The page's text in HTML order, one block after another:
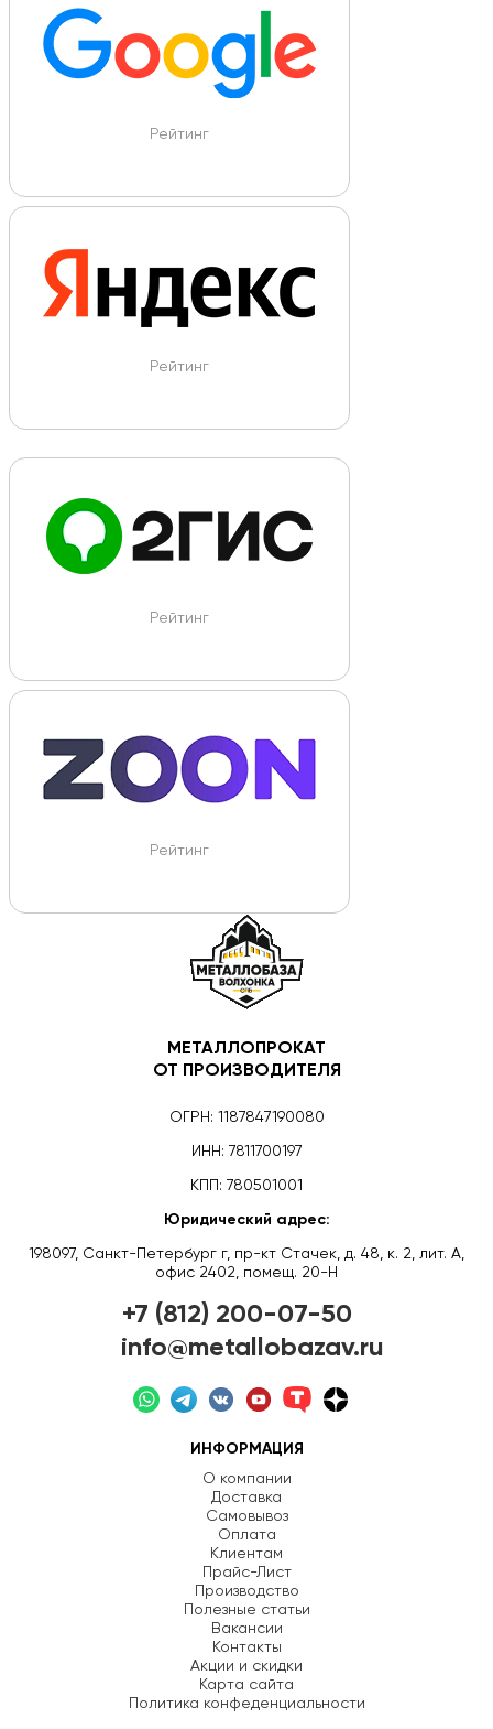
Рейтинг
Рейтинг
Рейтинг
Рейтинг
МЕТАЛЛОПРОКАТ
ОТ ПРОИЗВОДИТЕЛЯ
ОГРН: 1187847190080
ИНН: 7811700197
КПП: 780501001
Юридический адрес:
198097, Санкт-Петербург г, пр-кт Стачек, д. 48, к. 2, лит. А,
офис 2402, помещ. 20-Н
+7 (812) 200-07-50
info@metallobazav.ru
ИНФОРМАЦИЯ
О компании
Доставка
Самовывоз
Оплата
Клиентам
Прайс-Лист
Производство
Полезные статьи
Вакансии
Контакты
Акции и скидки
Карта сайта
Политика конфеденциальности